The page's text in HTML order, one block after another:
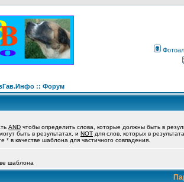
:: Форум
AND чтобы определить слова, которые должны быть в
быть в результатах, и NOT для слов, которых в
* в качестве шаблона для частичного совпадения.
шаблона